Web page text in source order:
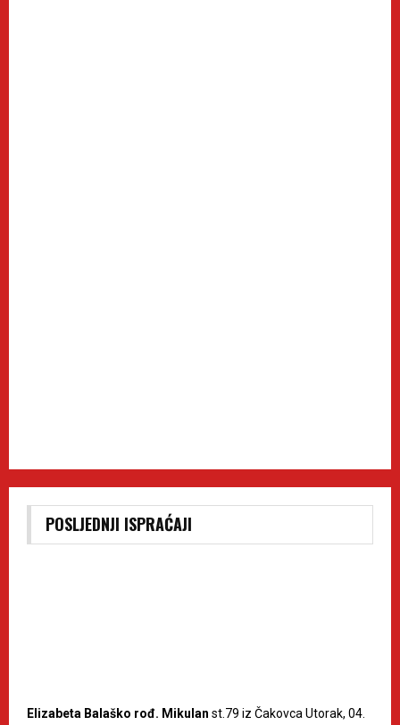
POSLJEDNJI ISPRAĆAJI
Elizabeta Balaško rođ. Mikulan st.79 iz Čakovca Utorak, 04.